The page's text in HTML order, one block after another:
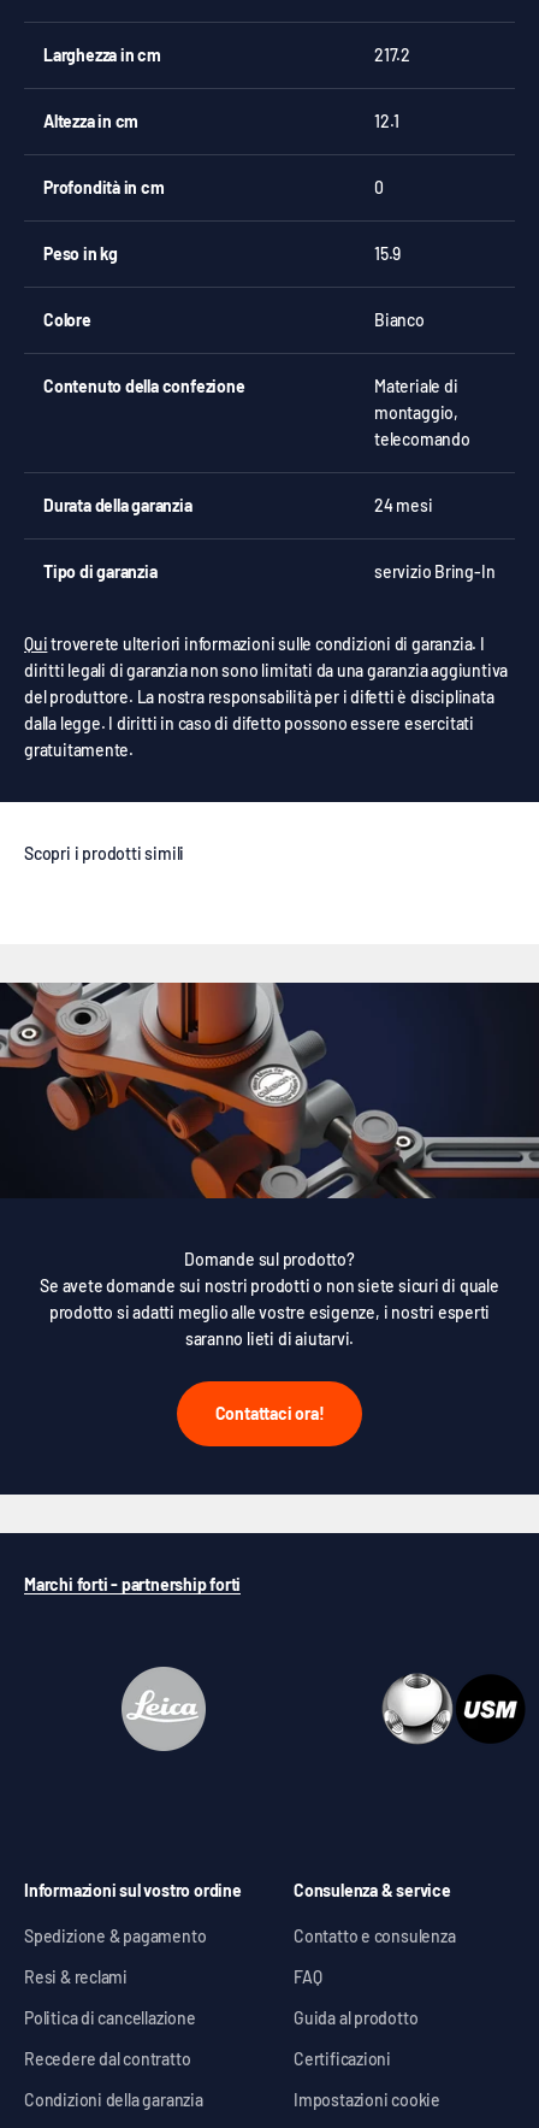
Larghezza in cm 217.2
Altezza in cm 12.1
Profondità in cm 0
Peso in kg 15.9
Colore Bianco
Contenuto della confezione
Materiale di
montaggio,
telecomando
Durata della garanzia 24 mesi
Tipo di garanzia servizio Bring-In
Quitroverete ulteriori informazioni sulle condizioni di garanzia. I
diritti legali di garanzia non sono limitati da una garanzia aggiuntiva
del produttore. La nostra responsabilità per i difetti è disciplinata
dalla legge. I diritti in caso di difetto possono essere esercitati
gratuitamente.
Domande sul prodotto?
Se avete domande sui nostri prodotti o non siete sicuri di quale
prodotto si adatti meglio alle vostre esigenze, i nostri esperti
saranno lieti di aiutarvi.
Contattaci ora!
Marchi forti - partnership forti
Informazioni sul vostro ordine
Spedizione & pagamento
Resi & reclami
Politica di cancellazione
Recedere dal contratto
Condizioni della garanzia
Consulenza & service
Contatto e consulenza
FAQ
Guida al prodotto
Certificazioni
Impostazioni cookie